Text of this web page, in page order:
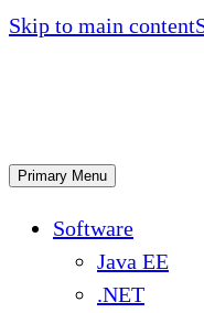
Skip to main content
Primary Menu
Software
Java EE
.NET